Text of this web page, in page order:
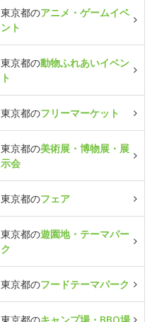
東京都のアニメ・ゲームイベ
ント
東京都の動物ふれあいイベン
ト
東京都のフリーマーケット
東京都の美術展・博物展・展
示会
東京都のフェア
東京都の遊園地・テーマパー
ク
東京都のフードテーマパーク